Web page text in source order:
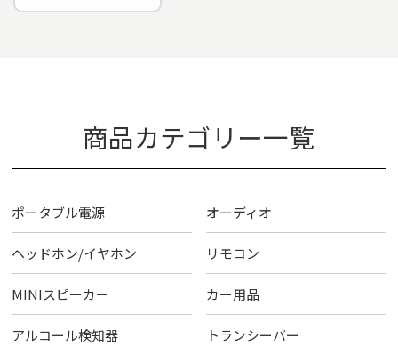
商品カテゴリー一覧
ポータブル電源 オーディオ
ヘッドホン/イヤホン リモコン
MINIスピーカー カー用品
アルコール検知器 トランシーバー